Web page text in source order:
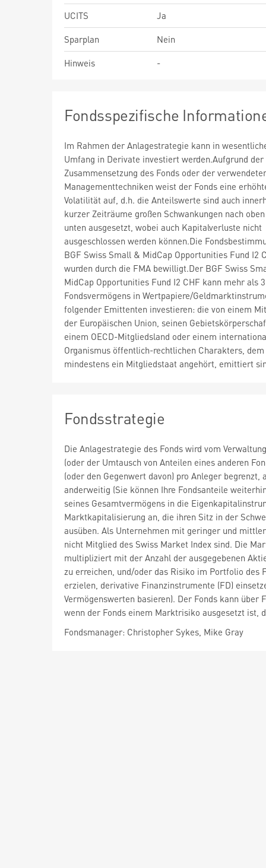
UCITS
Ja
Sparplan
Nein
Hinweis
-
Fondsspezifische
Im Rahmen der Anlagestrategie kann in
Umfang in Derivate investiert werden.Aufgrund der
Zusammensetzung des Fonds oder der
Managementtechniken weist der Fonds eine
Volatilität auf, d.h. die Anteilswerte sind auch
kurzer Zeiträume großen Schwankungen nach
unten ausgesetzt, wobei auch Kapitalverluste nicht
ausgeschlossen werden können.Die
BGF Swiss Small & MidCap Opportunities Fund I2
wurden durch die FMA bewilligt.Der BGF Swiss
MidCap Opportunities Fund I2 CHF kann mehr als
Fondsvermögens in Wertpapiere/
folgender Emittenten investieren: die von einem
der Europäischen Union, seinen
einem OECD-Mitgliedsland oder einem
Organismus öffentlich-rechtlichen Charakters, dem
mindestens ein Mitgliedstaat angehört, emittiert
Fondsstrategie
Die Anlagestrategie des Fonds wird vom
(oder der Umtausch von Anteilen eines anderen
(oder den Gegenwert davon) pro Anleger
anderweitig (Sie können Ihre Fondsanteile
seines Gesamtvermögens in die
Marktkapitalisierung an, die ihren Sitz in der
ausüben. Als Unternehmen mit geringer und
nicht Mitglied des Swiss Market Index sind. Die
multipliziert mit der Anzahl der ausgegebenen
zu erreichen, und/oder das Risiko im Portfolio des
erzielen, derivative Finanzinstrumente (FD)
Vermögenswerten basieren). Der Fonds kann
wenn der Fonds einem Marktrisiko ausgesetzt ist,
Fondsmanager: Christopher Sykes, Mike Gray